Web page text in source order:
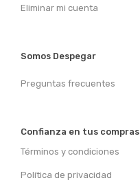
Eliminar mi cuenta
Somos Despegar
Preguntas frecuentes
Confianza en tus compras
Términos y condiciones
Política de privacidad